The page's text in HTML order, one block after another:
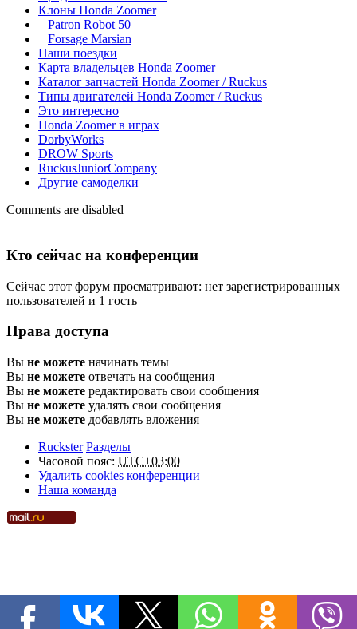
Клоны Honda Zoomer
Patron Robot 50
Forsage Marsian
Наши поездки
Карта владельцев Honda Zoomer
Каталог запчастей Honda Zoomer / Ruckus
Типы двигателей Honda Zoomer / Ruckus
Это интересно
Honda Zoomer в играх
DorbyWorks
DROW Sports
RuckusJuniorCompany
Другие самоделки
Comments are disabled
Кто сейчас на конференции
Сейчас этот форум просматривают: нет зарегистрированных
пользователей и 1 гость
Права доступа
Вы не можете начинать темы
Вы не можете отвечать на сообщения
Вы не можете редактировать свои сообщения
Вы не можете удалять свои сообщения
Вы не можете добавлять вложения
Ruckster Разделы
Часовой пояс: UTC+03:00
Удалить cookies конференции
Наша команда